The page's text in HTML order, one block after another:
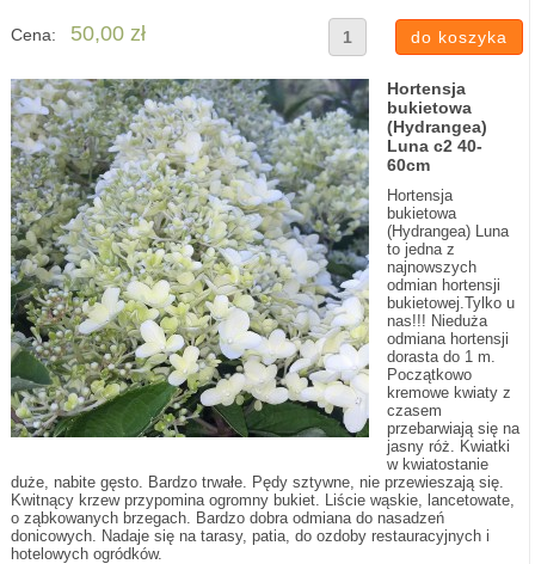
Cena: 50,00 zł
Hortensja
bukietowa
(Hydrangea)
Luna c2 40-
60cm
Hortensja
bukietowa
(Hydrangea) Luna
to jedna z
najnowszych
odmian hortensji
bukietowej.Tylko u
nas!!! Nieduża
odmiana hortensji
dorasta do 1 m.
Początkowo
kremowe kwiaty z
czasem
przebarwiają się na
jasny róż. Kwiatki
w kwiatostanie
duże, nabite gęsto. Bardzo trwałe. Pędy sztywne, nie przewieszają się.
Kwitnący krzew przypomina ogromny bukiet. Liście wąskie, lancetowate,
o ząbkowanych brzegach. Bardzo dobra odmiana do nasadzeń
donicowych. Nadaje się na tarasy, patia, do ozdoby restauracyjnych i
hotelowych ogródków.